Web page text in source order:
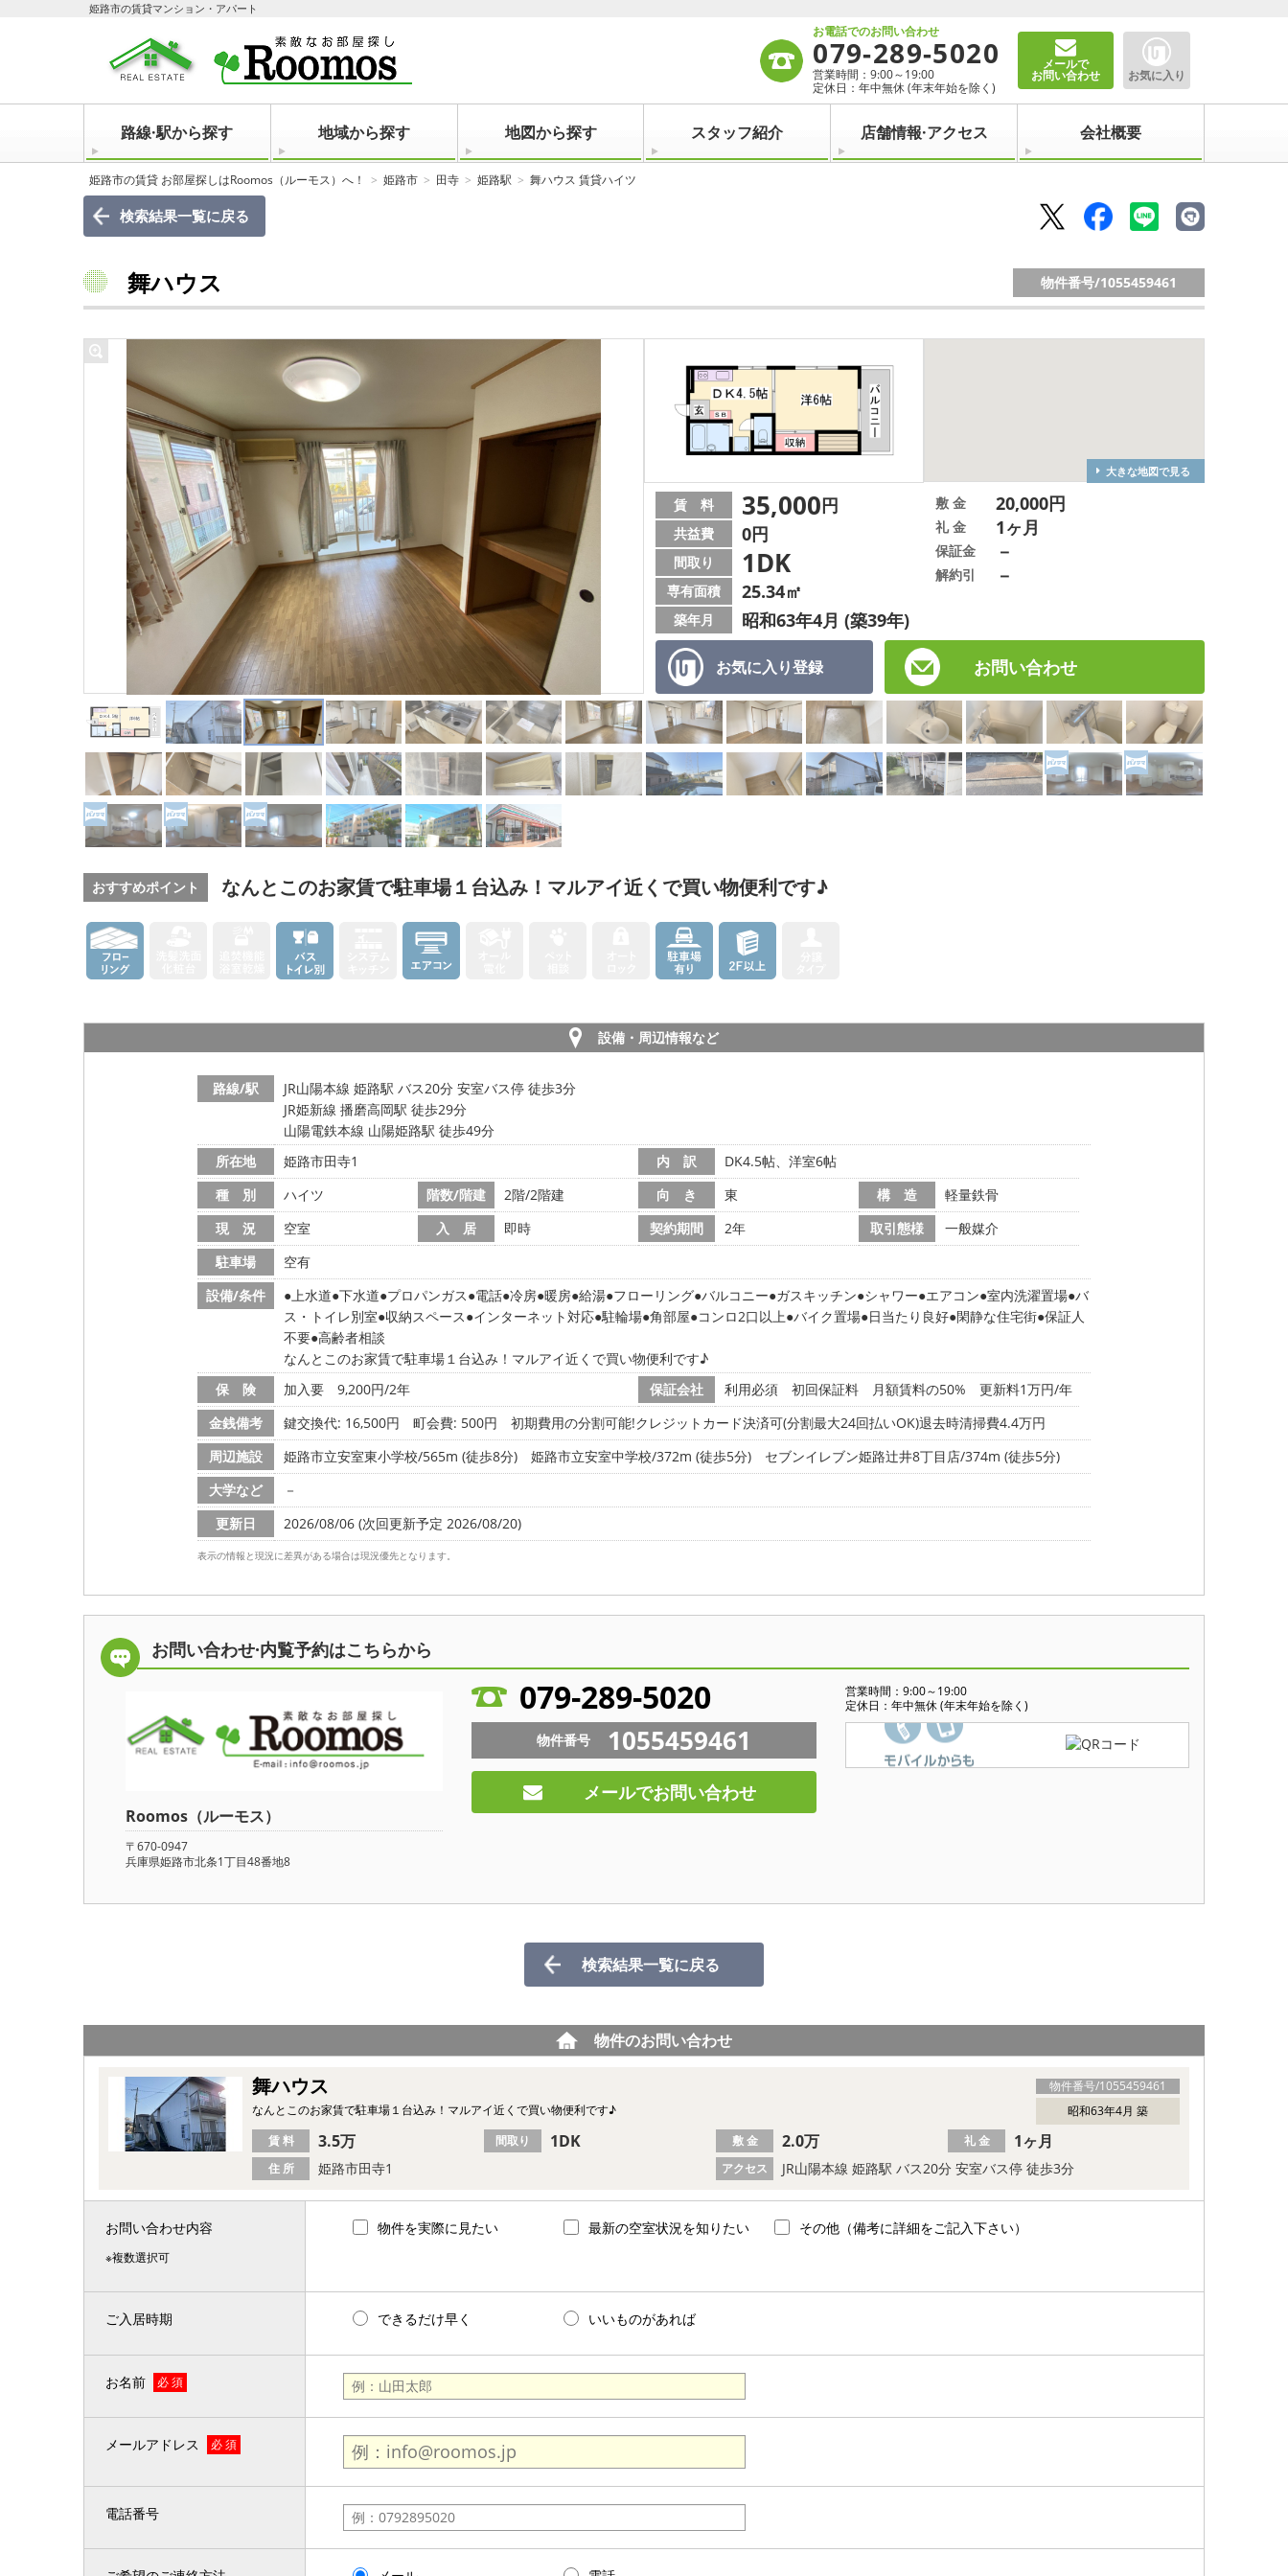
姫路市の賃貸マンション・アパート
お電話でのお問い合わせ
079-289-5020
営業時間：9:00～19:00
定休日：年中無休 (年末年始を除く)
メールで
お問い合わせ お気に入り
路線·駅から探す 地域から探す 地図から探す スタッフ紹介 店舗情報·アクセス 会社概要
姫路市の賃貸 お部屋探しはRoomos（ルーモス）へ！ 姫路市 田寺 姫路駅 舞ハウス 賃貸ハイツ
検索結果一覧に戻る
舞ハウス 物件番号/1055459461
大きな地図で見る
お気に入り登録 お問い合わせ
賃 料 35,000円
共益費 0円
間取り 1DK
専有面積 25.34㎡
築年月 昭和63年4月 (築39年)
敷 金 20,000円
礼 金 1ヶ月
保証金 －
解約引 －
おすすめポイント なんとこのお家賃で駐車場１台込み！マルアイ近くで買い物便利です♪
設備・周辺情報など
路線/駅
JR山陽本線 姫路駅 バス20分 安室バス停 徒歩3分
JR姫新線 播磨高岡駅 徒歩29分
山陽電鉄本線 山陽姫路駅 徒歩49分
所在地
姫路市田寺1 内 訳
DK4.5帖、洋室6帖
種 別
ハイツ 階数/階建 2階/2階建 向 き 東 構 造
軽量鉄骨
現 況
空室 入 居 即時 契約期間 2年 取引態様
一般媒介
駐車場
空有
設備/条件
上水道 下水道 プロパンガス 電話 冷房 暖房 給湯 フローリング バルコニー ガスキッチン シャワー エアコン 室内洗濯置場 バ
ス・トイレ別室 収納スペース インターネット対応 駐輪場 角部屋 コンロ2口以上 バイク置場 日当たり良好 閑静な住宅街 保証人
不要 高齢者相談
なんとこのお家賃で駐車場１台込み！マルアイ近くで買い物便利です♪
保 険
加入要 9,200円/2年 保証会社
利用必須 初回保証料 月額賃料の50% 更新料1万円/年
金銭備考
鍵交換代: 16,500円 町会費: 500円
初期費用の分割可能!クレジットカード決済可(分割最大24回払いOK)退去時清掃費4.4万円
周辺施設
姫路市立安室東小学校/565m (徒歩8分) 姫路市立安室中学校/372m (徒歩5分)
セブンイレブン姫路辻井8丁目店/374m (徒歩5分)
大学など
－
更新日
2026/08/06 (次回更新予定 2026/08/20)
表示の情報と現況に差異がある場合は現況優先となります。
お問い合わせ·内覧予約はこちらから
Roomos（ルーモス）
〒670-0947
兵庫県姫路市北条1丁目48番地8
079-289-5020
営業時間：9:00～19:00
定休日：年中無休 (年末年始を除く)
物件番号 1055459461
メールでお問い合わせ
検索結果一覧に戻る
物件のお問い合わせ
物件番号/1055459461
舞ハウス
昭和63年4月 築
なんとこのお家賃で駐車場１台込み！マルアイ近くで買い物便利です♪
住 所 姫路市田寺1 アクセス JR山陽本線 姫路駅 バス20分 安室バス停 徒歩3分
賃 料 3.5万 間取り 1DK 敷 金 2.0万 礼 金 1ヶ月
お問い合わせ内容
※複数選択可
物件を実際に見たい 最新の空室状況を知りたい その他（備考に詳細をご記入下さい）
ご入居時期 できるだけ早く いいものがあれば
お名前 必 須
メールアドレス 必 須
電話番号